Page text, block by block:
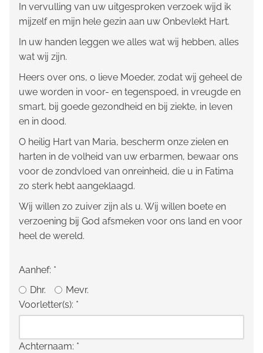
In vervulling van uw uitgesproken verzoek wijd ik
mijzelf en mijn hele gezin aan uw Onbevlekt Hart.
In uw handen leggen we alles wat wij hebben, alles
wat wij zijn.
Heers over ons, o lieve Moeder, zodat wij geheel de
uwe worden in voor- en tegenspoed, in vreugde en
smart, bij goede gezondheid en bij ziekte, in leven
en in dood.
O heilig Hart van Maria, bescherm onze zielen en
harten in de volheid van uw erbarmen, bewaar ons
voor de zondvloed van onreinheid, die u in Fatima
zo sterk hebt aangeklaagd.
Wij willen zo zuiver zijn als u. Wij willen boete en
verzoening bij God afsmeken voor ons land en voor
heel de wereld.
Aanhef: *
Dhr.
Mevr.
Voorletter(s): *
Achternaam: *